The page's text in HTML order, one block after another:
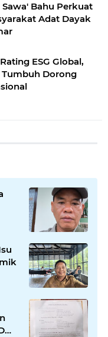
Bahu Perkuat
Adat Dayak
ESG Global,
Tumbuh Dorong